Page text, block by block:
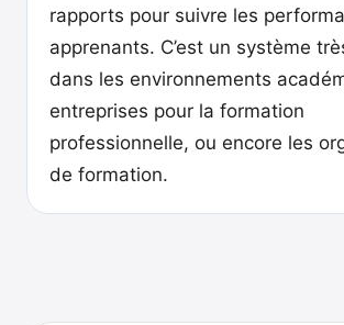
rapports pour suivre les
apprenants. C’est un système
dans les environnements
entreprises pour la formation
professionnelle, ou encore les
de formation.